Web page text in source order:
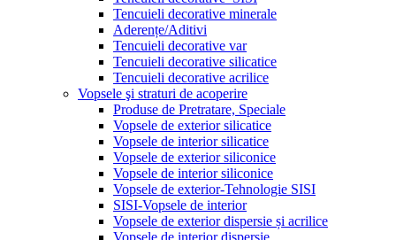
Tencuieli decorative minerale
Aderențe/Aditivi
Tencuieli decorative var
Tencuieli decorative silicatice
Tencuieli decorative acrilice
Vopsele şi straturi de acoperire
Produse de Pretratare, Speciale
Vopsele de exterior silicatice
Vopsele de interior silicatice
Vopsele de exterior siliconice
Vopsele de interior siliconice
Vopsele de exterior-Tehnologie SISI
SISI-Vopsele de interior
Vopsele de exterior dispersie și acrilice
Vopsele de interior dispersie